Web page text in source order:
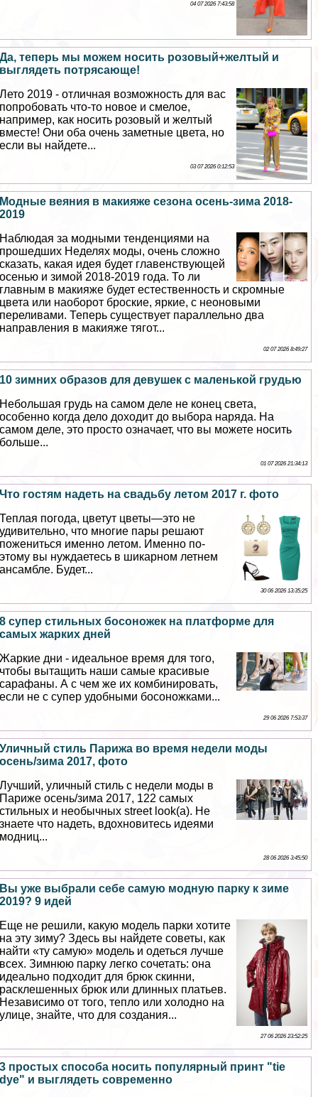
04 07 2026 7:43:58
Да, теперь мы можем носить розовый+желтый и
выглядеть потрясающе!
Лето 2019 - отличная возможность для вас
попробовать что-то новое и смелое,
например, как носить розовый и желтый
вместе! Они оба очень заметные цвета, но
если вы найдете...
03 07 2026 0:12:53
Модные веяния в макияже сезона осень-зима 2018-
2019
Наблюдая за модными тенденциями на
прошедших Неделях моды, очень сложно
сказать, какая идея будет главенствующей
осенью и зимой 2018-2019 года. То ли
главным в макияже будет естественность и скромные
цвета или наоборот броские, яркие, с неоновыми
переливами. Теперь существует параллельно два
направления в макияже тягот...
02 07 2026 8:49:27
10 зимних образов для дeвyшек с маленькой гpyдью
Небольшая гpyдь на самом деле не конец света,
особенно когда дело доходит до выбора наряда. На
самом деле, это просто означает, что вы можете носить
больше...
01 07 2026 21:34:13
Что гостям надеть на свадьбу летом 2017 г. фото
Теплая погода, цветут цветы—это не
удивительно, что многие пары решают
пожениться именно летом. Именно по-
этому вы нуждаетесь в шикарном летнем
ансамбле. Будет...
30 06 2026 13:35:25
8 супер стильных босоножек на платформе для
самых жарких дней
Жаркие дни - идеальное время для того,
чтобы вытащить наши самые красивые
сарафаны. А с чем же их комбинировать,
если не с супер удобными босоножками...
29 06 2026 7:53:37
Уличный стиль Парижа во время недели моды
осень/зима 2017, фото
Лучший, уличный стиль с недели моды в
Париже осень/зима 2017, 122 самых
стильных и необычных street look(а). Не
знаете что надеть, вдохновитесь идеями
модниц...
28 06 2026 3:45:50
Вы уже выбрали себе самую модную парку к зиме
2019? 9 идей
Еще не решили, какую модель парки хотите
на эту зиму? Здесь вы найдете советы, как
найти «ту самую» модель и одеться лучше
всех. Зимнюю парку легко сочетать: она
идеально подходит для брюк скинни,
расклешенных брюк или длинных платьев.
Независимо от того, тепло или холодно на
улице, знайте, что для создания...
27 06 2026 23:52:25
3 простых способа носить популярный принт "tie
dye" и выглядеть современно